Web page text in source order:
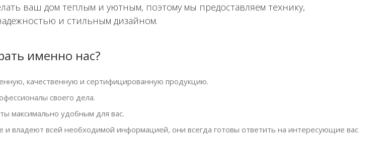
ваш дом теплым и уютным, поэтому мы предоставляем технику,
и стильным дизайном.
именно нас?
качественную и сертифицированную продукцию.
своего дела.
максимально удобным для вас.
владеют всей необходимой информацией, они всегда готовы ответить на интересующие вас